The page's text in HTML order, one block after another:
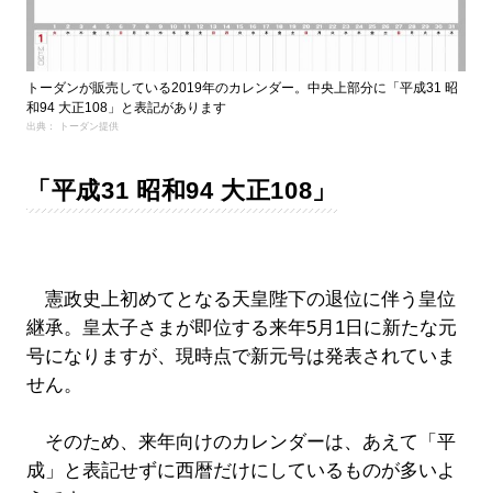
トーダンが販売している2019年のカレンダー。中央上部分に「平成31 昭
和94 大正108」と表記があります
出典： トーダン提供
「平成31 昭和94 大正108」
憲政史上初めてとなる天皇陛下の退位に伴う皇位
継承。皇太子さまが即位する来年5月1日に新たな元
号になりますが、現時点で新元号は発表されていま
せん。
そのため、来年向けのカレンダーは、あえて「平
成」と表記せずに西暦だけにしているものが多いよ